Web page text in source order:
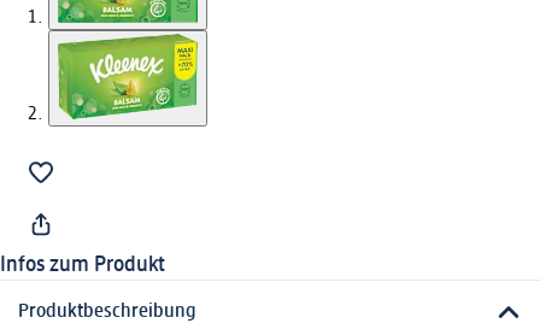
Infos zum Produkt
Produktbeschreibung